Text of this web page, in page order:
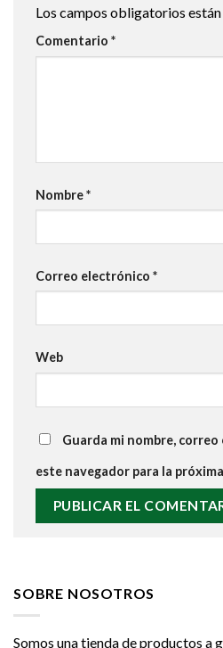
Los campos obligatorios
Comentario *
Nombre*
Correo electrónico *
Web
Guarda mi nombre,
este navegador para la
SOBRE NOSOTROS
Somos una tienda de productos a